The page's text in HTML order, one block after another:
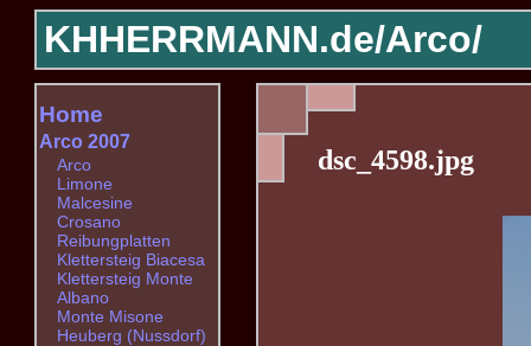
KHHERRMANN.de/Arco/
dsc_4598.jpg
Home
Arco 2007
Arco
Limone
Malcesine
Crosano
Reibungplatten
Klettersteig Biacesa
Klettersteig Monte
Albano
Monte Misone
Heuberg (Nussdorf)